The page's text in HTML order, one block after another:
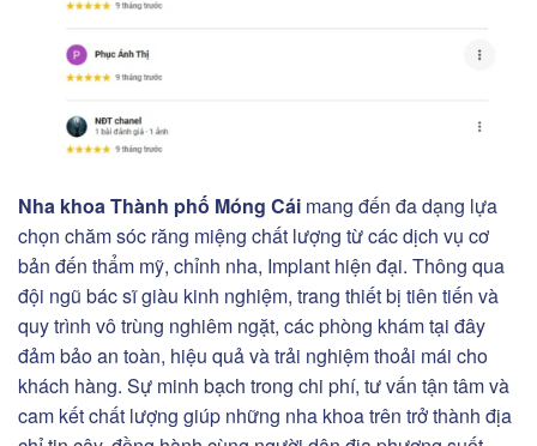
Nha khoa Thành phố Móng Cái mang đến đa dạng lựa
chọn chăm sóc răng miệng chất lượng từ các dịch vụ cơ
bản đến thẩm mỹ, chỉnh nha, Implant hiện đại. Thông qua
đội ngũ bác sĩ giàu kinh nghiệm, trang thiết bị tiên tiến và
quy trình vô trùng nghiêm ngặt, các phòng khám tại đây
đảm bảo an toàn, hiệu quả và trải nghiệm thoải mái cho
khách hàng. Sự minh bạch trong chi phí, tư vấn tận tâm và
cam kết chất lượng giúp những nha khoa trên trở thành địa